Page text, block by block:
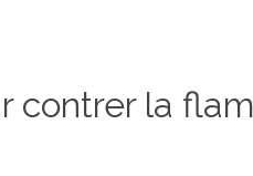
contrer la